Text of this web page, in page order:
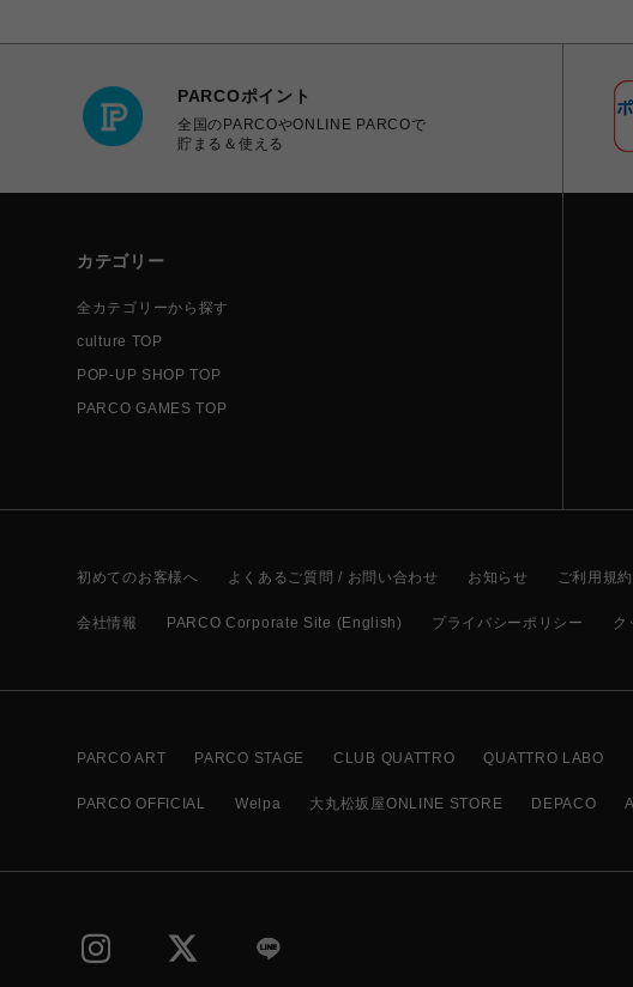
PARCOポイント
全国のPARCOやONLINE PARCOで
貯まる＆使える
カテゴリー
全カテゴリーから探す
culture TOP
POP-UP SHOP TOP
PARCO GAMES TOP
初めてのお客様へ よくあるご質問 / お問い合わせ お知らせ ご利用規約
会社情報 PARCO Corporate Site (English) プライバシーポリシー ク
PARCO ART PARCO STAGE CLUB QUATTRO QUATTRO LABO
PARCO OFFICIAL Welpa 大丸松坂屋ONLINE STORE DEPACO